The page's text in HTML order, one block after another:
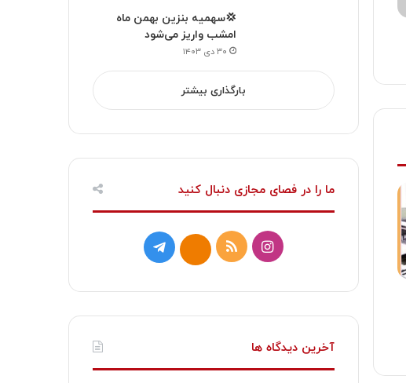
💢سهمیه بنزین بهمن ماه
امشب واریز می‌شود
۳۰ دی ۱۴۰۳
بارگذاری بیشتر
ما را در فصای مجازی دنبال کنید
ا
س
ت
خ
ک
ت
ا
آخرین دیدگاه ها